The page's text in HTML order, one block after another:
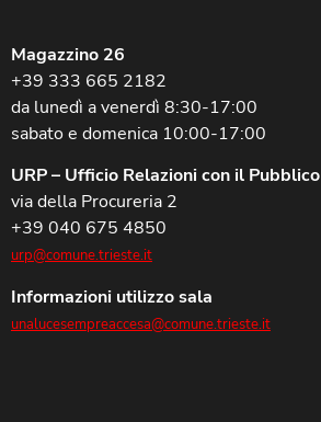
Magazzino 26
+39 333 665 2182
da lunedì a venerdì 8:30-17:00
sabato e domenica 10:00-17:00
URP – Ufficio Relazioni con il Pubblico
via della Procureria 2
+39 040 675 4850
urp@comune.trieste.it
Informazioni utilizzo sala
unalucesempreaccesa@comune.trieste.it